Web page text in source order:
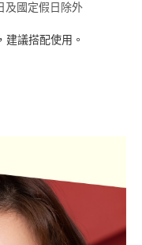
及國定假日除外
議搭配使用。